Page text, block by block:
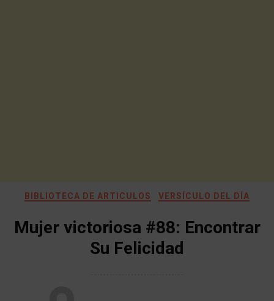
BIBLIOTECA DE ARTICULOS VERSÍCULO DEL DÍA
Mujer victoriosa #88: Encontrar
Su Felicidad